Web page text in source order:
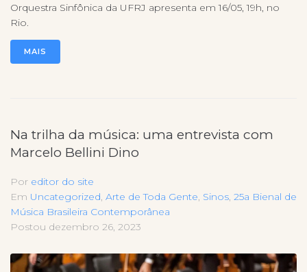
Orquestra Sinfônica da UFRJ apresenta em 16/05, 19h, no
Rio.
MAIS
Na trilha da música: uma entrevista com
Marcelo Bellini Dino
Por editor do site
Em Uncategorized, Arte de Toda Gente, Sinos, 25a Bienal de
Música Brasileira Contemporânea
Postou dezembro 26, 2023